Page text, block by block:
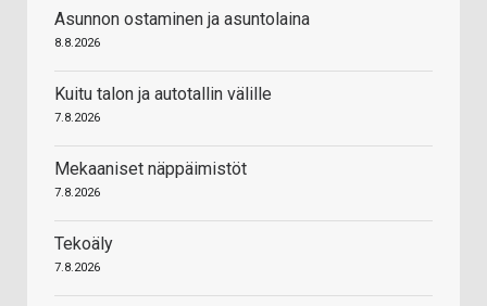
Asunnon ostaminen ja asuntolaina
8.8.2026
Kuitu talon ja autotallin välille
7.8.2026
Mekaaniset näppäimistöt
7.8.2026
Tekoäly
7.8.2026